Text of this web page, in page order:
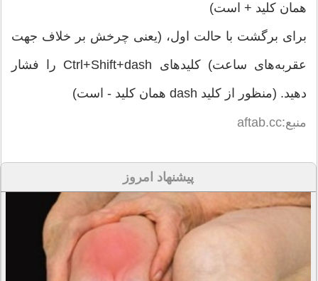
همان کلید + است)
برای برگشت با حالت اول، (یعنی چرخش بر خلاف جهت
عقربه‌های ساعت) کلیدهای Ctrl+Shift+dash را فشار
دهید. (منظور از کلید dash همان کلید - است)
منبع:aftab.cc
پیشنهاد امروز